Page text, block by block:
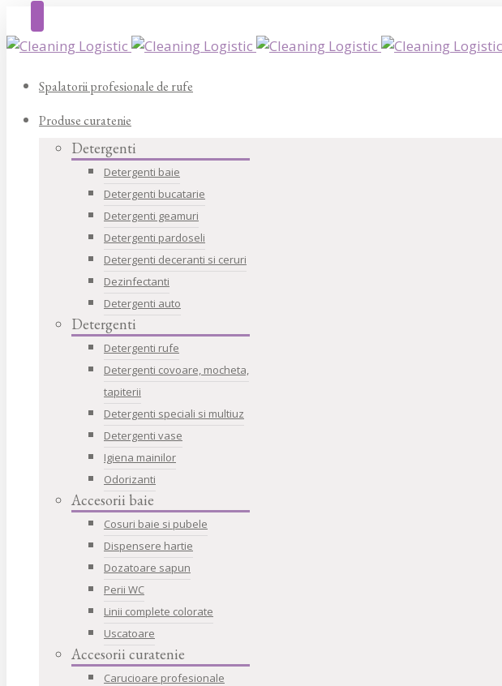
Spalatorii profesionale de rufe
Produse curatenie
Detergenti
Detergenti baie
Detergenti bucatarie
Detergenti geamuri
Detergenti pardoseli
Detergenti deceranti si ceruri
Dezinfectanti
Detergenti auto
Detergenti
Detergenti rufe
Detergenti covoare, mocheta,
tapiterii
Detergenti speciali si multiuz
Detergenti vase
Igiena mainilor
Odorizanti
Accesorii baie
Cosuri baie si pubele
Dispensere hartie
Dozatoare sapun
Perii WC
Linii complete colorate
Uscatoare
Accesorii curatenie
Carucioare profesionale